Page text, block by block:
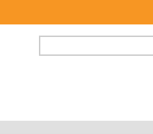
FORMULAIRE DE